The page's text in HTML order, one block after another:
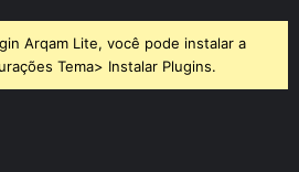
Arqam Lite, você pode instalar a
Tema> Instalar Plugins.